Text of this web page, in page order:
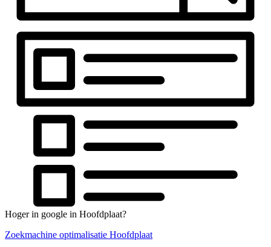
Hoger in google in Hoofdplaat?
Zoekmachine optimalisatie Hoofdplaat